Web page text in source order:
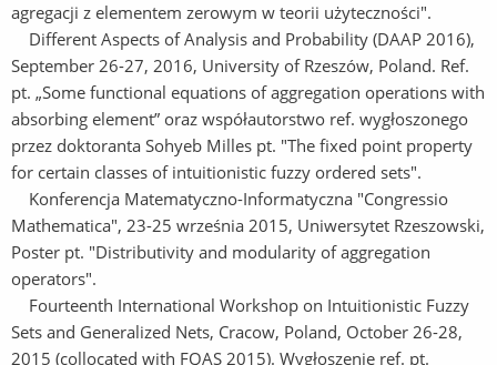
agregacji z elementem zerowym w teorii użyteczności".
Different Aspects of Analysis and Probability (DAAP 2016),
September 26-27, 2016, University of Rzeszów, Poland. Ref.
pt. „Some functional equations of aggregation operations with
absorbing element” oraz współautorstwo ref. wygłoszonego
przez doktoranta Sohyeb Milles pt. "The fixed point property
for certain classes of intuitionistic fuzzy ordered sets".
Konferencja Matematyczno-Informatyczna "Congressio
Mathematica", 23-25 września 2015, Uniwersytet Rzeszowski,
Poster pt. "Distributivity and modularity of aggregation
operators".
Fourteenth International Workshop on Intuitionistic Fuzzy
Sets and Generalized Nets, Cracow, Poland, October 26-28,
2015 (collocated with FQAS 2015). Wygłoszenie ref. pt.